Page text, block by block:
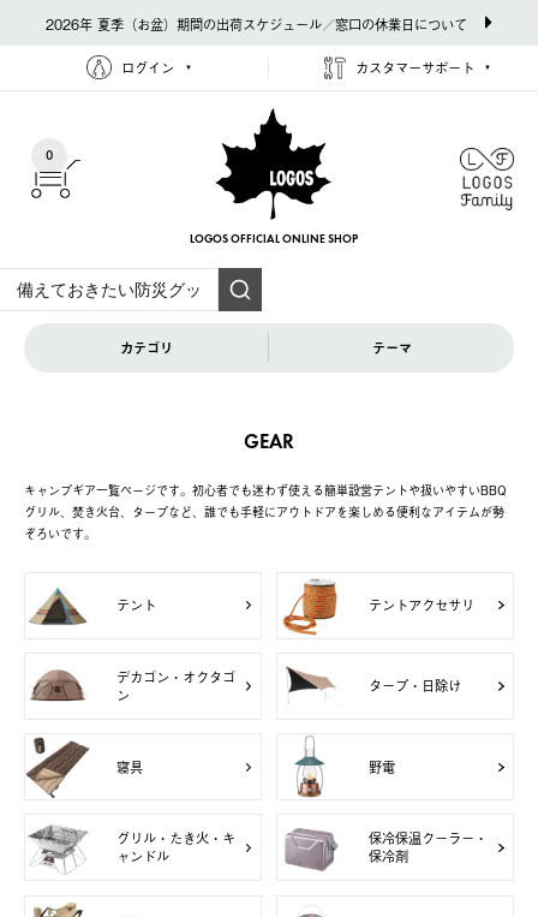
2026年 夏季（お盆）期間の出荷スケジュール／窓口の休業日について
ログイン カスタマーサポート
0
LOGOS OFFICIAL ONLINE SHOP
カテゴリ テーマ
GEAR
キャンプギア一覧ページです。初心者でも迷わず使える簡単設営テントや扱いやすいBBQ
グリル、焚き火台、タープなど、誰でも手軽にアウトドアを楽しめる便利なアイテムが勢
ぞろいです。
テント テントアクセサリ
デカゴン・オクタゴ
ン
タープ・日除け
寝具 野電
グリル・たき火・キ
ャンドル
保冷保温クーラー・
保冷剤